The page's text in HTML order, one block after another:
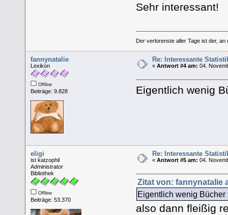
Sehr interessant!
Der verlorenste aller Tage ist der,
fannynatalie
Lexikon
Offline
Beiträge: 9.828
Re: Interessante
«Antwort #4 am: 04.
Eigentlich wenig
eligi
ist katzophil
Administrator
Bibliothek
Offline
Beiträge: 53.370
Re: Interessante
«Antwort #5 am: 04.
Zitat von: fannynatalie
Eigentlich wenig Bücher
also dann fleißig